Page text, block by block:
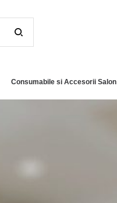
Consumabile si Accesorii Salon